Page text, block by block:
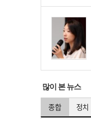
많이 본 뉴스
종합 정치